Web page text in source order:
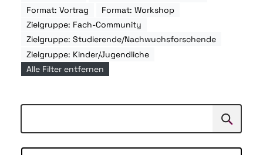
Format: Vortrag
Format: Workshop
Zielgruppe: Fach-Community
Zielgruppe: Studierende/Nachwuchsforschende
Zielgruppe: Kinder/Jugendliche
Alle Filter entfernen
Suchen